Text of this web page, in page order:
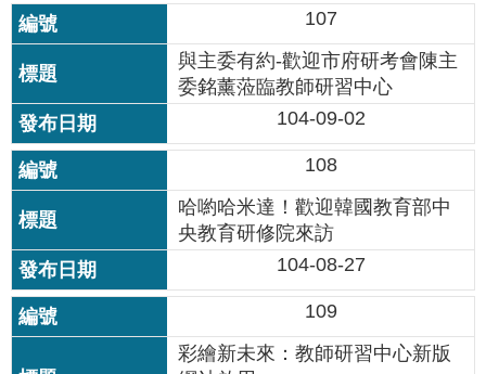
網
站
導
覽
回
首
頁
English
陳
情
107
與主委有約-歡迎市府研考會陳主
委銘薰蒞臨教師研習中心
104-09-02
108
哈喲哈米達！歡迎韓國教育部中
央教育研修院來訪
104-08-27
109
彩繪新未來：教師研習中心新版